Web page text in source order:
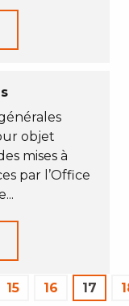
objet
mises à
par l’Office
15 16 17